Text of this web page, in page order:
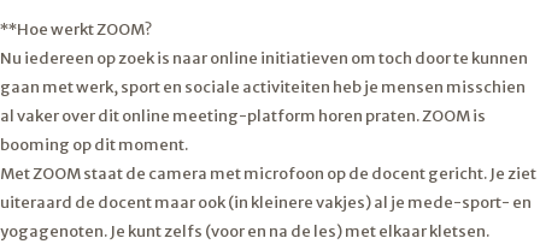
**Hoe werkt ZOOM?
Nu iedereen op zoek is naar online initiatieven om toch door te kunnen
gaan met werk, sport en sociale activiteiten heb je mensen misschien
al vaker over dit online meeting-platform horen praten. ZOOM is
booming op dit moment.
Met ZOOM staat de camera met microfoon op de docent gericht. Je ziet
uiteraard de docent maar ook (in kleinere vakjes) al je mede-sport- en
yogagenoten. Je kunt zelfs (voor en na de les) met elkaar kletsen.